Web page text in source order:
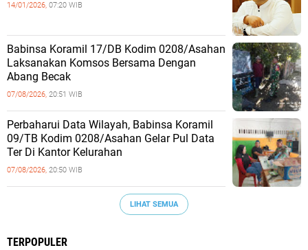
14/01/2026, 07:20 WIB
Babinsa Koramil 17/DB Kodim 0208/Asahan
Laksanakan Komsos Bersama Dengan
Abang Becak
07/08/2026, 20:51 WIB
Perbaharui Data Wilayah, Babinsa Koramil
09/TB Kodim 0208/Asahan Gelar Pul Data
Ter Di Kantor Kelurahan
07/08/2026, 20:50 WIB
LIHAT SEMUA
TERPOPULER